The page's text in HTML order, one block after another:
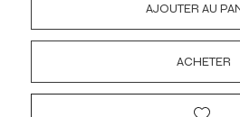
AJOUTER AU
ACHETER